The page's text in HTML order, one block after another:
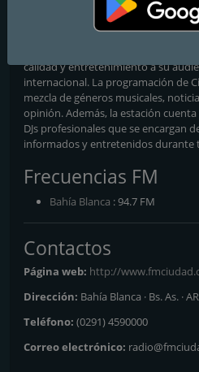
Ciudad 94.7 FM es una estación de
que ofrece una amplia variedad de
calidad y entretenimiento a su
internacional. La programación de
mezcla de géneros musicales,
opinión. Además, la estación
DJs profesionales que se encargan
informados y entretenidos durante
Frecuencias FM
Bahía Blanca : 94.7 FM
Contactos
Página web: http://
Dirección: Bahía Blanca · Bs. As. ·
Teléfono: (0291) 4590000
Correo electrónico: